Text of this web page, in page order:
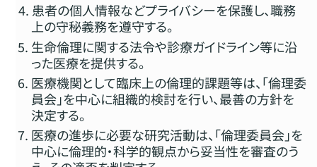
患者の個人情報などプライバシーを保護し、職務
上の守秘義務を遵守する。
生命倫理に関する法令や診療ガイドライン等に沿
った医療を提供する。
医療機関として臨床上の倫理的課題等は、「倫理委
員会」を中心に組織的検討を行い、最善の方針を
決定する。
医療の進歩に必要な研究活動は、「倫理委員会」を
中心に倫理的・科学的観点から妥当性を審査のう